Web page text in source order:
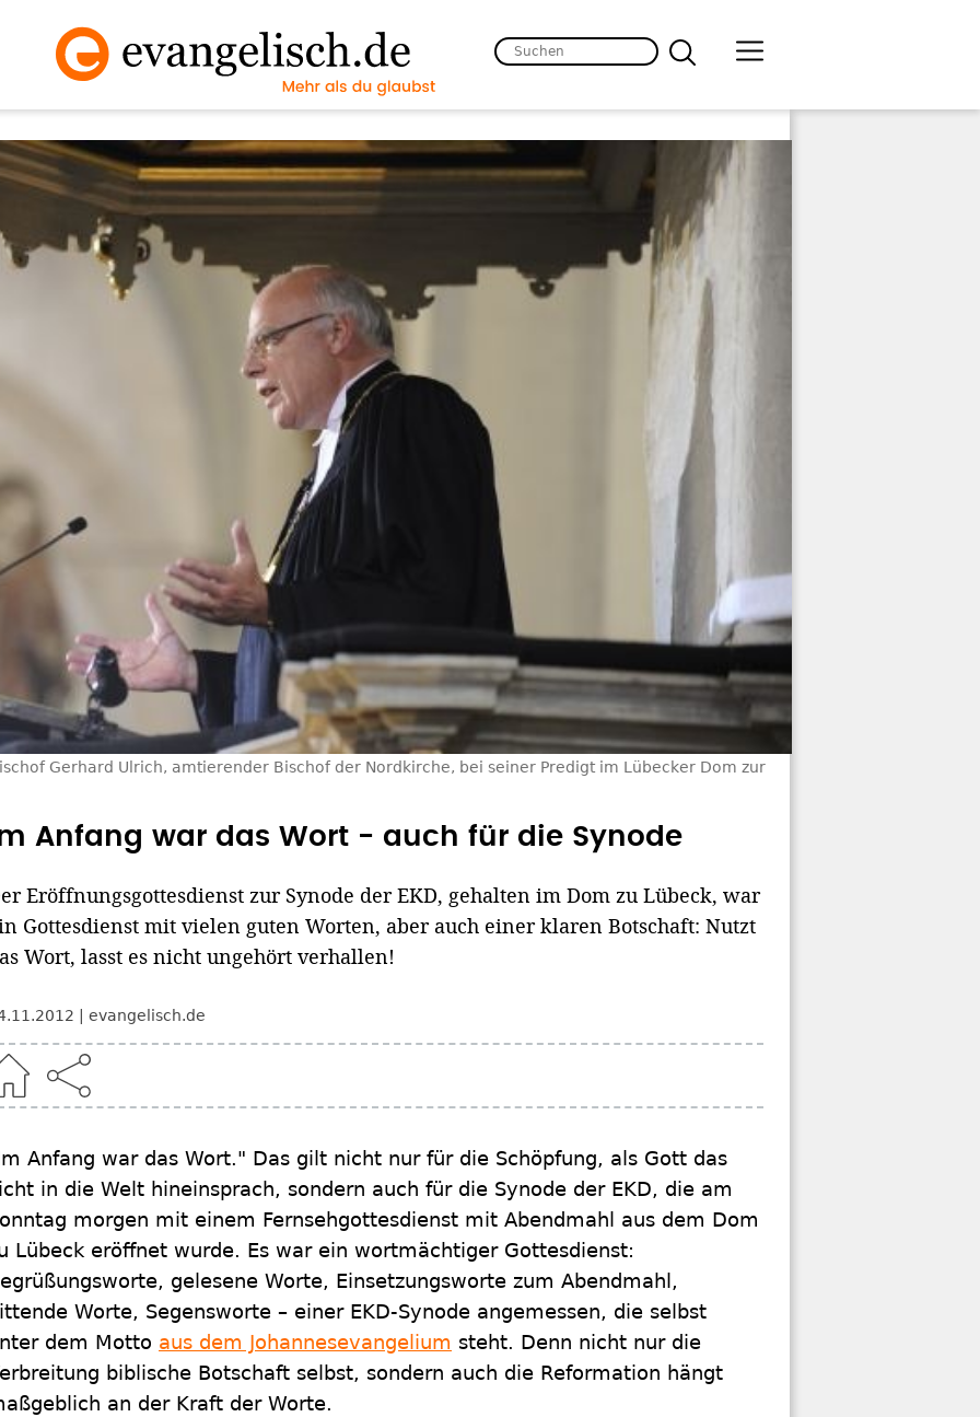
Gerhard Ulrich, amtierender Bischof der Nordkirche, bei seiner Predigt im Lübecker Dom zur
Anfang war das Wort - auch für die Synode
Eröffnungsgottesdienst zur Synode der EKD, gehalten im Dom zu Lübeck, war
Gottesdienst mit vielen guten Worten, aber auch einer klaren Botschaft: Nutzt
Wort, lasst es nicht ungehört verhallen!
evangelisch.de
Anfang war das Wort." Das gilt nicht nur für die Schöpfung, als Gott das
in die Welt hineinsprach, sondern auch für die Synode der EKD, die am
morgen mit einem Fernsehgottesdienst mit Abendmahl aus dem Dom
Lübeck eröffnet wurde. Es war ein wortmächtiger Gottesdienst:
gelesene Worte, Einsetzungsworte zum Abendmahl,
Worte, Segensworte – einer EKD-Synode angemessen, die selbst
dem Motto aus dem Johannesevangelium steht. Denn nicht nur die
biblische Botschaft selbst, sondern auch die Reformation hängt
an der Kraft der Worte.